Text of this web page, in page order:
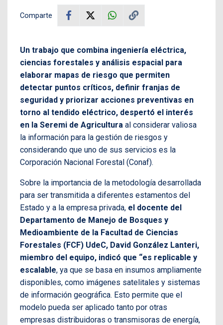
Comparte
Un trabajo que combina ingeniería eléctrica,
ciencias forestales y análisis espacial para
elaborar mapas de riesgo que permiten
detectar puntos críticos, definir franjas de
seguridad y priorizar acciones preventivas en
torno al tendido eléctrico, despertó el interés
en la Seremi de Agricultura al considerar valiosa
la información para la gestión de riesgos y
considerando que uno de sus servicios es la
Corporación Nacional Forestal (Conaf).
Sobre la importancia de la metodología desarrollada
para ser transmitida a diferentes estamentos del
Estado y a la empresa privada, el docente del
Departamento de Manejo de Bosques y
Medioambiente de la Facultad de Ciencias
Forestales (FCF) UdeC, David González Lanteri,
miembro del equipo, indicó que “es replicable y
escalable, ya que se basa en insumos ampliamente
disponibles, como imágenes satelitales y sistemas
de información geográfica. Esto permite que el
modelo pueda ser aplicado tanto por otras
empresas distribuidoras o transmisoras de energía,